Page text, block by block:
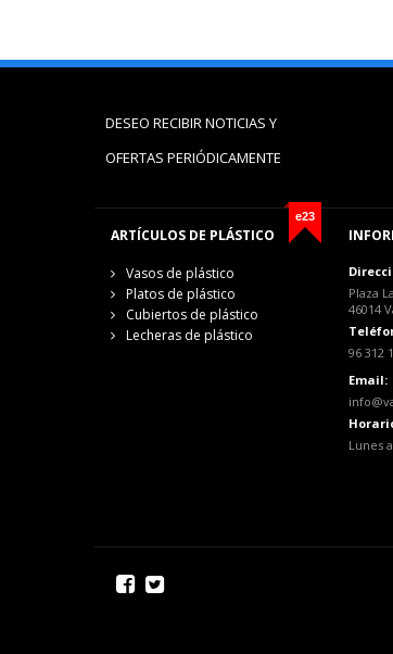
DESEO RECIBIR NOTICIAS Y
OFERTAS PERIÓDICAMENTE
e23
ARTÍCULOS DE PLÁSTICO
Vasos de plástico
Platos de plástico
Cubiertos de plástico
Lecheras de plástico
Plaza
46014
96 312
Email:
Lunes